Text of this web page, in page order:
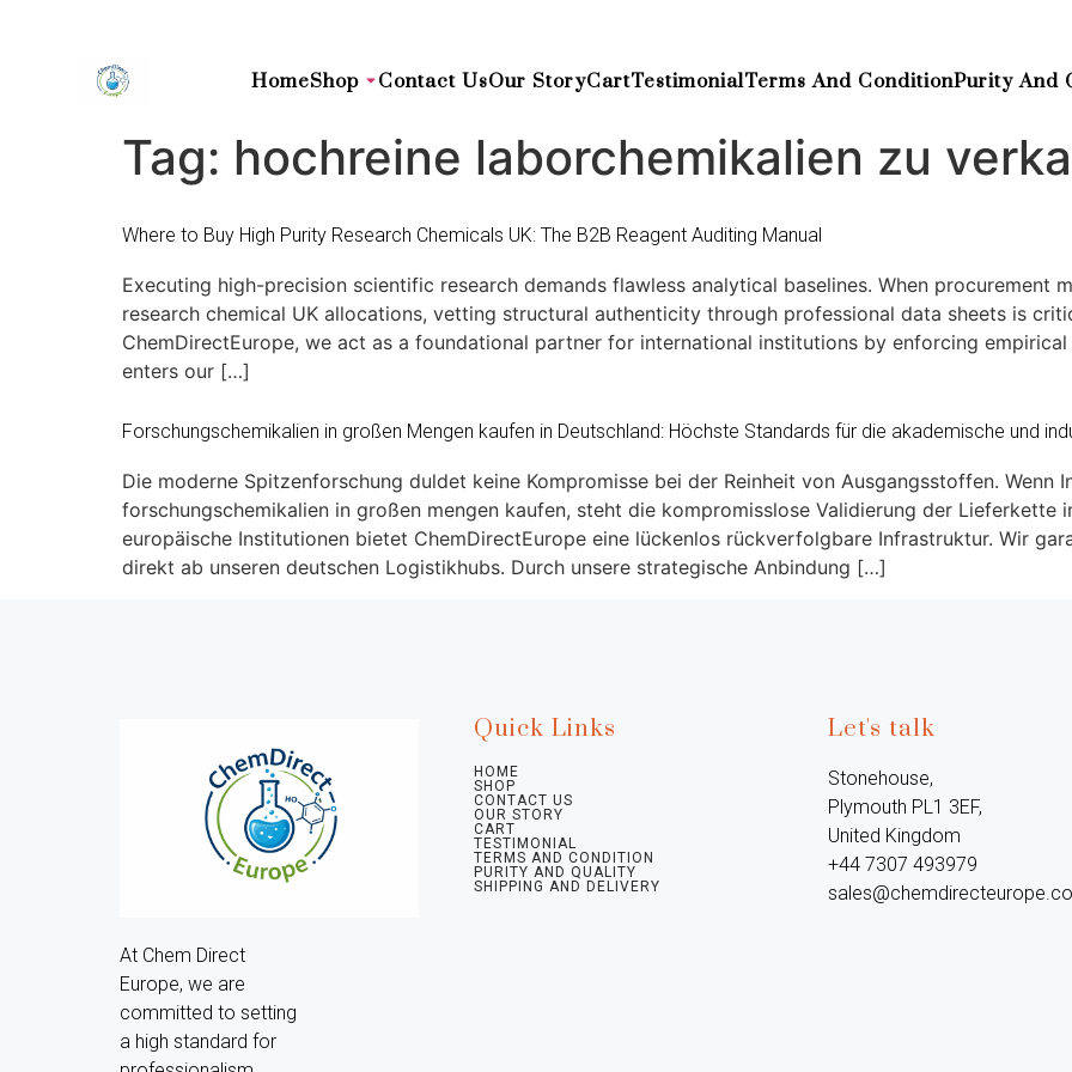
HomeShop Contact UsOur StoryCartTestimonialTerms And ConditionPurity And
Tag: hochreine laborchemikalien zu
Where to Buy High Purity Research Chemicals UK: The B2B Reagent Auditing Manual
Executing high-precision scientific research demands flawless analytical baselines. When procurement
research chemical UK allocations, vetting structural authenticity through professional data sheets is
ChemDirectEurope, we act as a foundational partner for international institutions by enforcing
enters our […]
Forschungschemikalien in großen Mengen kaufen in Deutschland: Höchste Standards für die akademische und
Die moderne Spitzenforschung duldet keine Kompromisse bei der Reinheit von Ausgangsstoffen. Wenn
forschungschemikalien in großen mengen kaufen, steht die kompromisslose Validierung der Lieferkette
europäische Institutionen bietet ChemDirectEurope eine lückenlos rückverfolgbare Infrastruktur. Wir
direkt ab unseren deutschen Logistikhubs. Durch unsere strategische Anbindung […]
At Chem Direct
Europe, we are
committed to setting
a high standard for
Quick Links
HOME
SHOP
CONTACT US
OUR STORY
CART
TESTIMONIAL
TERMS AND CONDITION
PURITY AND QUALITY
SHIPPING AND DELIVERY
Let's talk
Stonehouse,
Plymouth PL1 3EF,
United Kingdom
+44 7307 493979